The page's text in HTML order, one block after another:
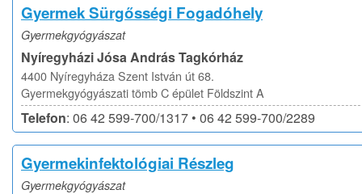
Gyermek Sürgősségi Fogadóhely
Gyermekgyógyászat
Nyíregyházi Jósa András Tagkórház
4400 Nyíregyháza Szent István út 68.
Gyermekgyógyászati tömb C épület Földszint A
Telefon: 06 42 599-700/1317 • 06 42 599-700/2289
Gyermekinfektológiai Részleg
Gyermekgyógyászat